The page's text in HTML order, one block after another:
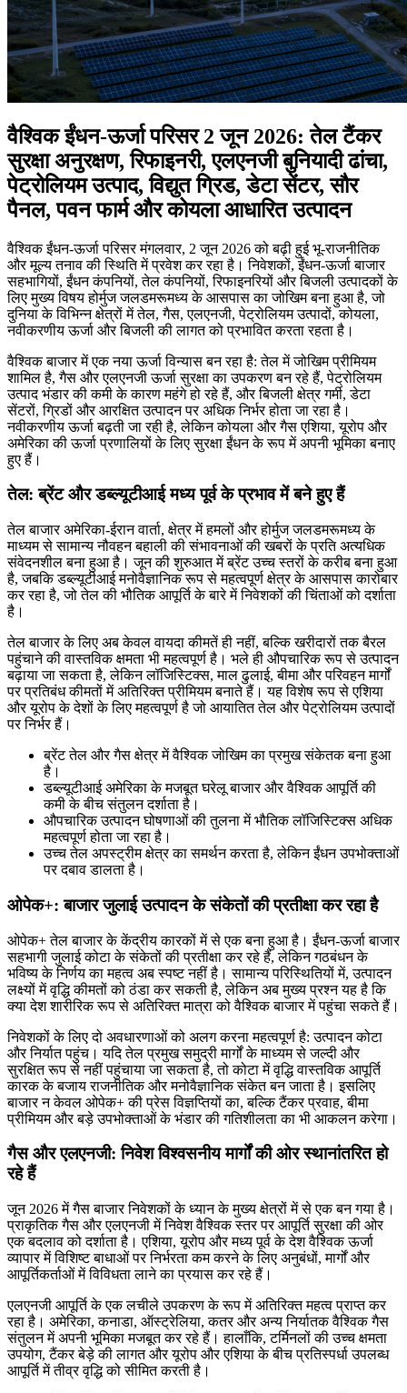
वैश्विक ईंधन-ऊर्जा परिसर 2 जून 2026: तेल टैंकर
सुरक्षा अनुरक्षण, रिफाइनरी, एलएनजी बुनियादी ढांचा,
पेट्रोलियम उत्पाद, विद्युत ग्रिड, डेटा सेंटर, सौर
पैनल, पवन फार्म और कोयला आधारित उत्पादन
वैश्विक ईंधन-ऊर्जा परिसर मंगलवार, 2 जून 2026 को बढ़ी हुई भू-राजनीतिक
और मूल्य तनाव की स्थिति में प्रवेश कर रहा है। निवेशकों, ईंधन-ऊर्जा बाजार
सहभागियों, ईंधन कंपनियों, तेल कंपनियों, रिफाइनरियों और बिजली उत्पादकों के
लिए मुख्य विषय होर्मुज जलडमरूमध्य के आसपास का जोखिम बना हुआ है, जो
दुनिया के विभिन्न क्षेत्रों में तेल, गैस, एलएनजी, पेट्रोलियम उत्पादों, कोयला,
नवीकरणीय ऊर्जा और बिजली की लागत को प्रभावित करता रहता है।
वैश्विक बाजार में एक नया ऊर्जा विन्यास बन रहा है: तेल में जोखिम प्रीमियम
शामिल है, गैस और एलएनजी ऊर्जा सुरक्षा का उपकरण बन रहे हैं, पेट्रोलियम
उत्पाद भंडार की कमी के कारण महंगे हो रहे हैं, और बिजली क्षेत्र गर्मी, डेटा
सेंटरों, ग्रिडों और आरक्षित उत्पादन पर अधिक निर्भर होता जा रहा है।
नवीकरणीय ऊर्जा बढ़ती जा रही है, लेकिन कोयला और गैस एशिया, यूरोप और
अमेरिका की ऊर्जा प्रणालियों के लिए सुरक्षा ईंधन के रूप में अपनी भूमिका बनाए
हुए हैं।
तेल: ब्रेंट और डब्ल्यूटीआई मध्य पूर्व के प्रभाव में बने हुए हैं
तेल बाजार अमेरिका-ईरान वार्ता, क्षेत्र में हमलों और होर्मुज जलडमरूमध्य के
माध्यम से सामान्य नौवहन बहाली की संभावनाओं की खबरों के प्रति अत्यधिक
संवेदनशील बना हुआ है। जून की शुरुआत में ब्रेंट उच्च स्तरों के करीब बना हुआ
है, जबकि डब्ल्यूटीआई मनोवैज्ञानिक रूप से महत्वपूर्ण क्षेत्र के आसपास कारोबार
कर रहा है, जो तेल की भौतिक आपूर्ति के बारे में निवेशकों की चिंताओं को दर्शाता
है।
तेल बाजार के लिए अब केवल वायदा कीमतें ही नहीं, बल्कि खरीदारों तक बैरल
पहुंचाने की वास्तविक क्षमता भी महत्वपूर्ण है। भले ही औपचारिक रूप से उत्पादन
बढ़ाया जा सकता है, लेकिन लॉजिस्टिक्स, माल ढुलाई, बीमा और परिवहन मार्गों
पर प्रतिबंध कीमतों में अतिरिक्त प्रीमियम बनाते हैं। यह विशेष रूप से एशिया
और यूरोप के देशों के लिए महत्वपूर्ण है जो आयातित तेल और पेट्रोलियम उत्पादों
पर निर्भर हैं।
ब्रेंट तेल और गैस क्षेत्र में वैश्विक जोखिम का प्रमुख संकेतक बना हुआ
है।
डब्ल्यूटीआई अमेरिका के मजबूत घरेलू बाजार और वैश्विक आपूर्ति की
कमी के बीच संतुलन दर्शाता है।
औपचारिक उत्पादन घोषणाओं की तुलना में भौतिक लॉजिस्टिक्स अधिक
महत्वपूर्ण होता जा रहा है।
उच्च तेल अपस्ट्रीम क्षेत्र का समर्थन करता है, लेकिन ईंधन उपभोक्ताओं
पर दबाव डालता है।
ओपेक+: बाजार जुलाई उत्पादन के संकेतों की प्रतीक्षा कर रहा है
ओपेक+ तेल बाजार के केंद्रीय कारकों में से एक बना हुआ है। ईंधन-ऊर्जा बाजार
सहभागी जुलाई कोटा के संकेतों की प्रतीक्षा कर रहे हैं, लेकिन गठबंधन के
भविष्य के निर्णय का महत्व अब स्पष्ट नहीं है। सामान्य परिस्थितियों में, उत्पादन
लक्ष्यों में वृद्धि कीमतों को ठंडा कर सकती है, लेकिन अब मुख्य प्रश्न यह है कि
क्या देश शारीरिक रूप से अतिरिक्त मात्रा को वैश्विक बाजार में पहुंचा सकते हैं।
निवेशकों के लिए दो अवधारणाओं को अलग करना महत्वपूर्ण है: उत्पादन कोटा
और निर्यात पहुंच। यदि तेल प्रमुख समुद्री मार्गों के माध्यम से जल्दी और
सुरक्षित रूप से नहीं पहुंचाया जा सकता है, तो कोटा में वृद्धि वास्तविक आपूर्ति
कारक के बजाय राजनीतिक और मनोवैज्ञानिक संकेत बन जाता है। इसलिए
बाजार न केवल ओपेक+ की प्रेस विज्ञप्तियों का, बल्कि टैंकर प्रवाह, बीमा
प्रीमियम और बड़े उपभोक्ताओं के भंडार की गतिशीलता का भी आकलन करेगा।
गैस और एलएनजी: निवेश विश्वसनीय मार्गों की ओर स्थानांतरित हो
रहे हैं
जून 2026 में गैस बाजार निवेशकों के ध्यान के मुख्य क्षेत्रों में से एक बन गया है।
प्राकृतिक गैस और एलएनजी में निवेश वैश्विक स्तर पर आपूर्ति सुरक्षा की ओर
एक बदलाव को दर्शाता है। एशिया, यूरोप और मध्य पूर्व के देश वैश्विक ऊर्जा
व्यापार में विशिष्ट बाधाओं पर निर्भरता कम करने के लिए अनुबंधों, मार्गों और
आपूर्तिकर्ताओं में विविधता लाने का प्रयास कर रहे हैं।
एलएनजी आपूर्ति के एक लचीले उपकरण के रूप में अतिरिक्त महत्व प्राप्त कर
रहा है। अमेरिका, कनाडा, ऑस्ट्रेलिया, कतर और अन्य निर्यातक वैश्विक गैस
संतुलन में अपनी भूमिका मजबूत कर रहे हैं। हालाँकि, टर्मिनलों की उच्च क्षमता
उपयोग, टैंकर बेड़े की लागत और यूरोप और एशिया के बीच प्रतिस्पर्धा उपलब्ध
आपूर्ति में तीव्र वृद्धि को सीमित करती है।